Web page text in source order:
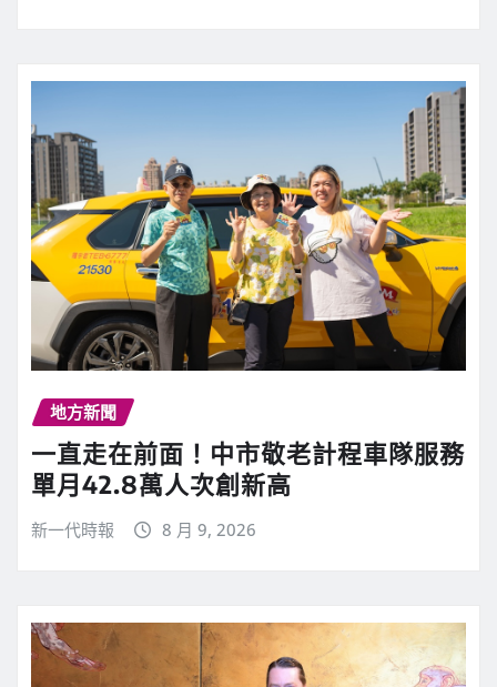
地方新聞
一直走在前面！中市敬老計程車隊服務
單月42.8萬人次創新高
新一代時報 8 月 9, 2026